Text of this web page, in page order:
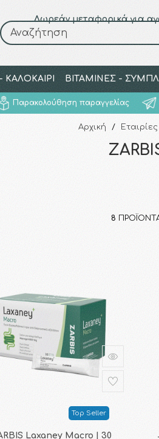
Δωρεάν μεταφορικά για
Αναζήτηση
ΒΙΤΑΜΙΝΕΣ -
Παρακολούθηση παραγγελίας
Αρχική / Εταιρίες
8
Top Seller
Laxaney Macro | 30